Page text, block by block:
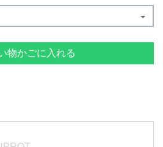
物かごに入れる